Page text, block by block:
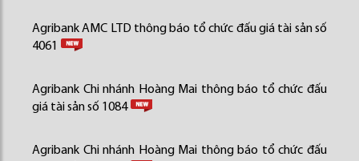
Agribank AMC LTD thông báo tổ chức đấu giá tài sản số
4061
Agribank Chi nhánh Hoàng Mai thông báo tổ chức đấu
giá tài sản số 1084
Agribank Chi nhánh Hoàng Mai thông báo tổ chức đấu